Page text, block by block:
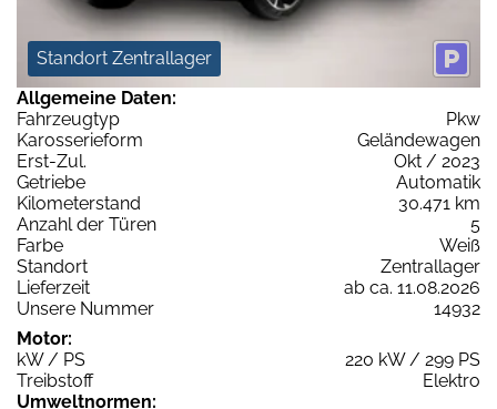
Standort Zentrallager
Allgemeine Daten:
Fahrzeugtyp
Pkw
Karosserieform
Geländewagen
Erst-Zul.
Okt / 2023
Getriebe
Automatik
Kilometerstand
30.471 km
Anzahl der Türen
5
Farbe
Weiß
Standort
Zentrallager
Lieferzeit
ab ca. 11.08.2026
Unsere Nummer
14932
Motor:
kW / PS
220 kW / 299 PS
Treibstoff
Elektro
Umweltnormen: